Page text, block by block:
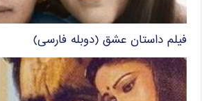
فیلم داستان عشق (دوبله فارسی)